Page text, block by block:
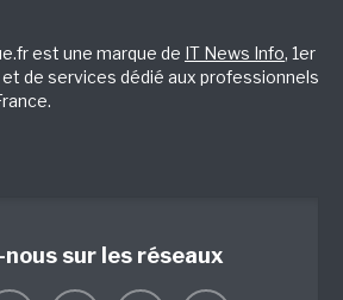
est une marque de IT News Info, 1er
de services dédié aux professionnels
nous sur les réseaux